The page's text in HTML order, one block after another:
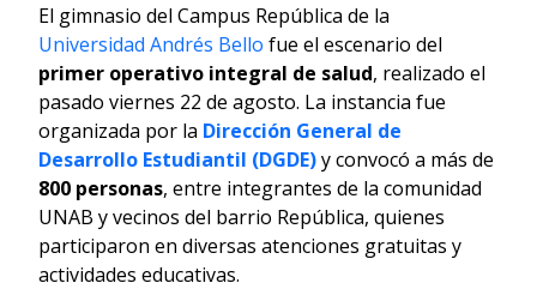
El gimnasio del Campus República de la
Universidad Andrés Bello fue el escenario del
primer operativo integral de salud, realizado el
pasado viernes 22 de agosto. La instancia fue
organizada por la Dirección General de
Desarrollo Estudiantil (DGDE)y convocó a más de
800 personas, entre integrantes de la comunidad
UNAB y vecinos del barrio República, quienes
participaron en diversas atenciones gratuitas y
actividades educativas.